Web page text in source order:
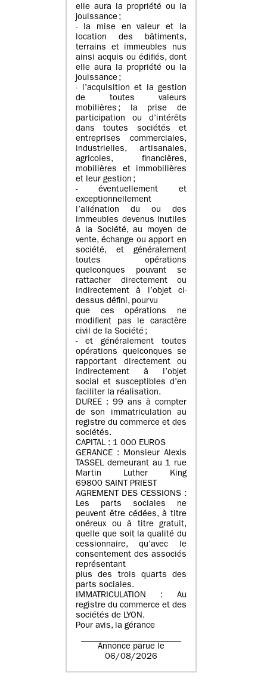
elle aura la propriété ou la
jouissance ;
- la mise en valeur et la
location des bâtiments,
terrains et immeubles nus
ainsi acquis ou édifiés, dont
elle aura la propriété ou la
jouissance ;
- l’acquisition et la gestion
de toutes valeurs
mobilières ; la prise de
participation ou d’intérêts
dans toutes sociétés et
entreprises commerciales,
industrielles, artisanales,
agricoles, financières,
mobilières et immobilières
et leur gestion ;
- éventuellement et
exceptionnellement
l’aliénation du ou des
immeubles devenus inutiles
à la Société, au moyen de
vente, échange ou apport en
société, et généralement
toutes opérations
quelconques pouvant se
rattacher directement ou
indirectement à l’objet ci-
dessus défini, pourvu
que ces opérations ne
modifient pas le caractère
civil de la Société ;
- et généralement toutes
opérations quelconques se
rapportant directement ou
indirectement à l’objet
social et susceptibles d’en
faciliter la réalisation.
DUREE : 99 ans à compter
de son immatriculation au
registre du commerce et des
sociétés.
CAPITAL : 1 000 EUROS
GERANCE : Monsieur Alexis
TASSEL demeurant au 1 rue
Martin Luther King
69800 SAINT PRIEST
AGREMENT DES CESSIONS :
Les parts sociales ne
peuvent être cédées, à titre
onéreux ou à titre gratuit,
quelle que soit la qualité du
cessionnaire, qu’avec le
consentement des associés
représentant
plus des trois quarts des
parts sociales.
IMMATRICULATION : Au
registre du commerce et des
sociétés de LYON.
Pour avis, la gérance
Annonce parue le
06/08/2026